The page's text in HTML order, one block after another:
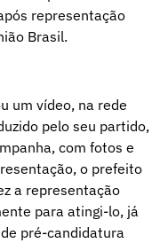
representação
Brasil.
um vídeo, na rede
pelo seu partido,
com fotos e
o prefeito
a representação
para atingi-lo, já
pré-candidatura